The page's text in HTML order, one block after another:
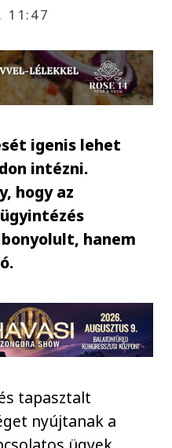
11:47
igenis lehet
intézni.
hogy az
hanem
tapasztalt
nyújtanak a